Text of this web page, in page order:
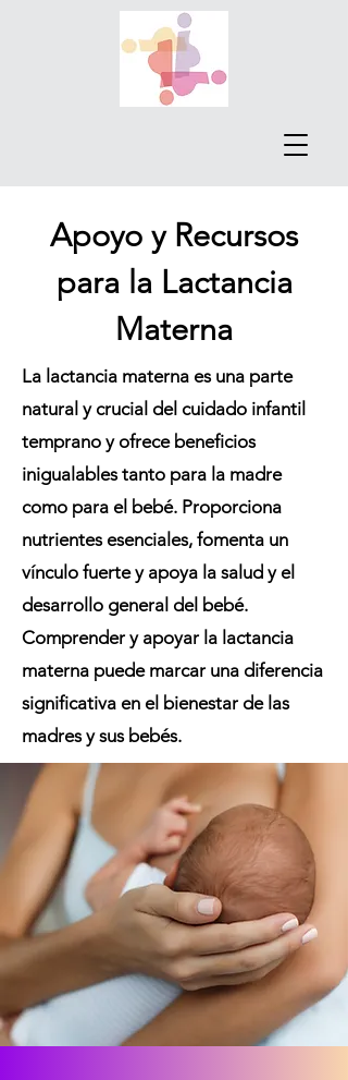
Apoyo y Recursos
para la Lactancia
Materna
La lactancia materna es una parte
natural y crucial del cuidado infantil
temprano y ofrece beneficios
inigualables tanto para la madre
como para el bebé. Proporciona
nutrientes esenciales, fomenta un
vínculo fuerte y apoya la salud y el
desarrollo general del bebé.
Comprender y apoyar la lactancia
materna puede marcar una diferencia
significativa en el bienestar de las
madres y sus bebés.